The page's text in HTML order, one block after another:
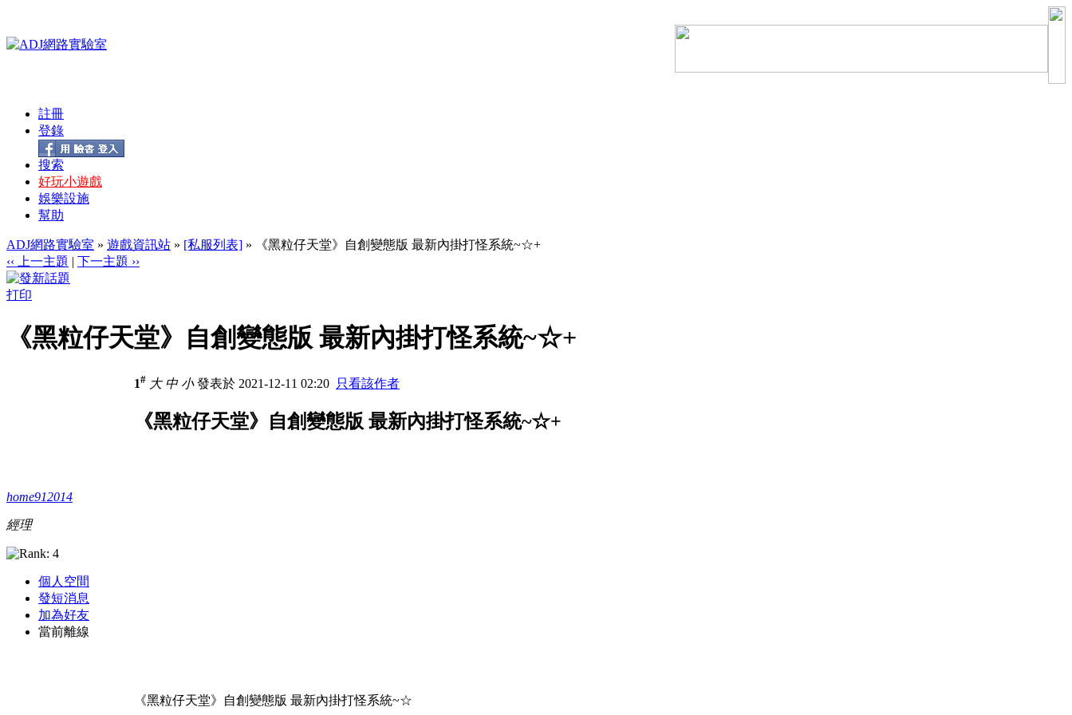
註冊
登錄
搜索
好玩小遊戲
娛樂設施
幫助
ADJ網路實驗室 » 遊戲資訊站 » [私服列表] » 《黑粒仔天堂》自創變態版 最新內掛打怪系統~☆+
‹‹ 上一主題 | 下一主題 ››
打印
《黑粒仔天堂》自創變態版 最新內掛打怪系統~☆+
home912014
經理
個人空間
發短消息
加為好友
當前離線
1# 大 中 小發表於 2021-12-11 02:20 只看該作者
《黑粒仔天堂》自創變態版 最新內掛打怪系統~☆+
《黑粒仔天堂》自創變態版 最新內掛打怪系統~☆